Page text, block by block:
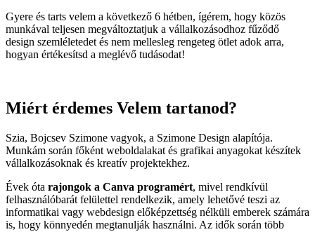
Gyere és tarts velem a következő 6 hétben, ígérem, hogy közös
munkával teljesen megváltoztatjuk a vállalkozásodhoz fűződő
design szemléletedet és nem mellesleg rengeteg ötlet adok arra,
hogyan értékesítsd a meglévő tudásodat!
Miért érdemes Velem tartanod?
Szia, Bojcsev Szimone vagyok, a Szimone Design alapítója.
Munkám során főként weboldalakat és grafikai anyagokat készítek
vállalkozásoknak és kreatív projektekhez.
Évek óta rajongok a Canva programért, mivel rendkívül
felhasználóbarát felülettel rendelkezik, amely lehetővé teszi az
informatikai vagy webdesign előképzettség nélküli emberek számára
is, hogy könnyedén megtanulják használni. Az idők során több